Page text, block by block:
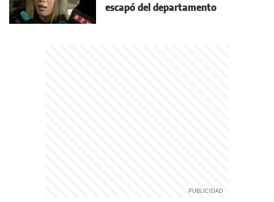
escapó del departamento